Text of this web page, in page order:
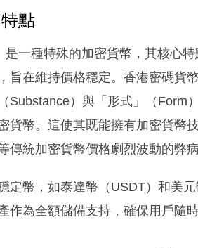
點
是一種特殊的加密貨幣，其核心
旨在維持價格穩定。香港密碼貨
Substance）與「形式」（Form
貨幣。這使其既能擁有加密貨幣
傳統加密貨幣價格劇烈波動的弊病
定幣，如泰達幣（USDT）和美
作為全額儲備支持，確保用戶隨